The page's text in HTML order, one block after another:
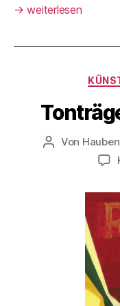
→ weiterlesen
Beitragsautor
Von